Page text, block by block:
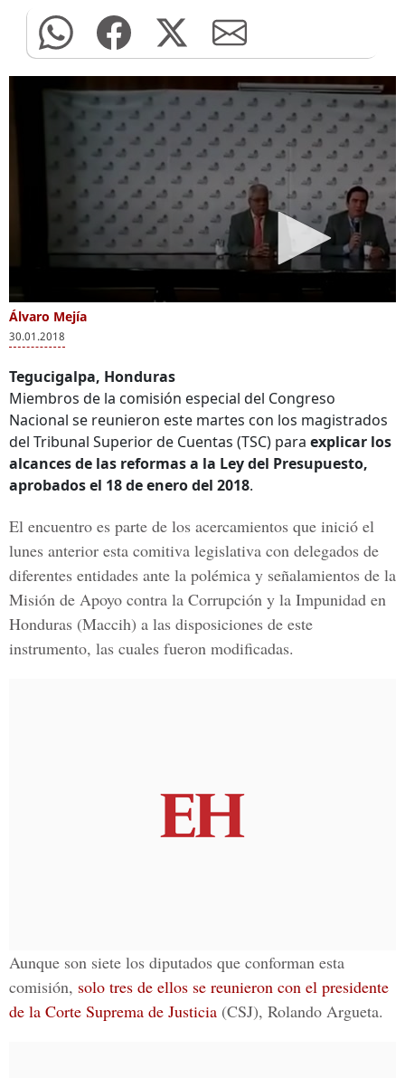
Álvaro Mejía
30.01.2018
Tegucigalpa, Honduras
Miembros de la comisión especial del Congreso
Nacional se reunieron este martes con los magistrados
del Tribunal Superior de Cuentas (TSC) para explicar los
alcances de las reformas a la Ley del Presupuesto,
aprobados el 18 de enero del 2018.
El encuentro es parte de los acercamientos que inició el
lunes anterior esta comitiva legislativa con delegados de
diferentes entidades ante la polémica y señalamientos de la
Misión de Apoyo contra la Corrupción y la Impunidad en
Honduras (Maccih) a las disposiciones de este
instrumento, las cuales fueron modificadas.
Aunque son siete los diputados que conforman esta
comisión, solo tres de ellos se reunieron con el presidente
de la Corte Suprema de Justicia (CSJ), Rolando Argueta.